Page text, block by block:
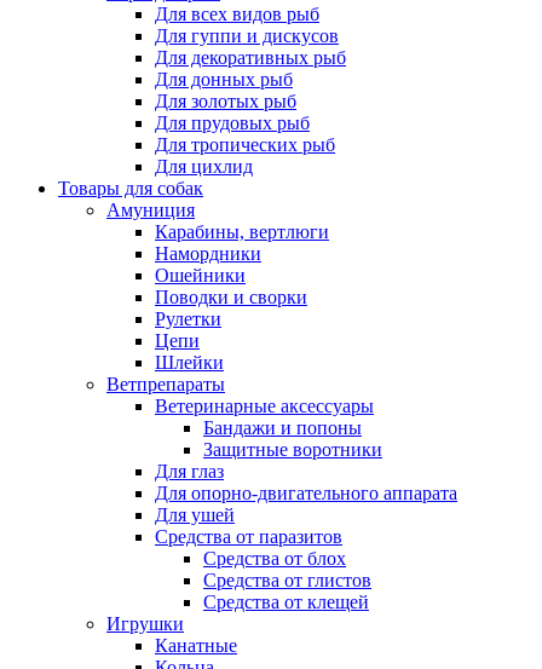
Для всех видов рыб
Для гуппи и дискусов
Для декоративных рыб
Для донных рыб
Для золотых рыб
Для прудовых рыб
Для тропических рыб
Для цихлид
Товары для собак
Амуниция
Карабины, вертлюги
Намордники
Ошейники
Поводки и сворки
Рулетки
Цепи
Шлейки
Ветпрепараты
Ветеринарные аксессуары
Бандажи и попоны
Защитные воротники
Для глаз
Для опорно-двигательного аппарата
Для ушей
Средства от паразитов
Средства от блох
Средства от глистов
Средства от клещей
Игрушки
Канатные